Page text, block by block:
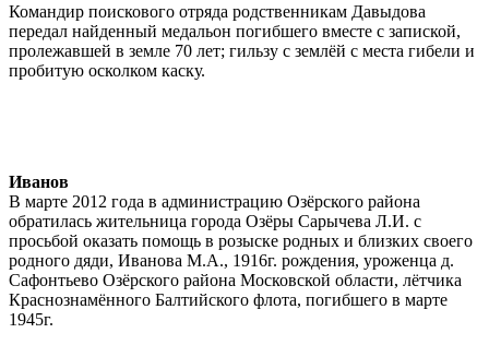
Командир поискового отряда родственникам Давыдова
передал найденный медальон погибшего вместе с запиской,
пролежавшей в земле 70 лет; гильзу с землёй с места гибели и
пробитую осколком каску.
Иванов
В марте 2012 года в администрацию Озёрского района
обратилась жительница города Озёры Сарычева Л.И. с
просьбой оказать помощь в розыске родных и близких своего
родного дяди, Иванова М.А., 1916г. рождения, уроженца д.
Сафонтьево Озёрского района Московской области, лётчика
Краснознамённого Балтийского флота, погибшего в марте
1945г.